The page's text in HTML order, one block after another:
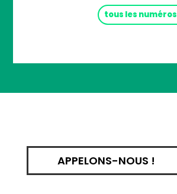
tous les numéros
APPELONS-NOUS !